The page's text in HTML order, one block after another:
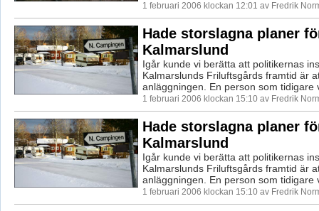
1 februari 2006 klockan 12:01 av Fredrik
Hade storslagna planer
Kalmarslund
Igår kunde vi berätta att politikernas
Kalmarslunds Friluftsgårds framtid är
anläggningen. En person som tidigare
1 februari 2006 klockan 15:10 av Fredrik
Hade storslagna planer
Kalmarslund
Igår kunde vi berätta att politikernas
Kalmarslunds Friluftsgårds framtid är
anläggningen. En person som tidigare
1 februari 2006 klockan 15:10 av Fredrik